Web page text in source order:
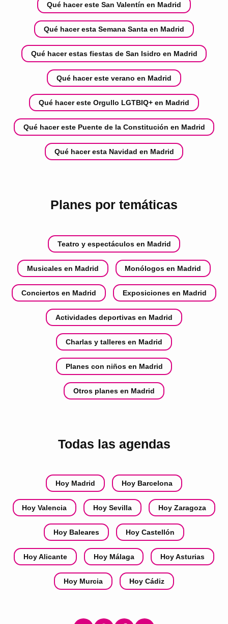
Qué hacer este San Valentín en Madrid
Qué hacer esta Semana Santa en Madrid
Qué hacer estas fiestas de San Isidro en Madrid
Qué hacer este verano en Madrid
Qué hacer este Orgullo LGTBIQ+ en Madrid
Qué hacer este Puente de la Constitución en Madrid
Qué hacer esta Navidad en Madrid
Planes por temáticas
Teatro y espectáculos en Madrid
Musicales en Madrid Monólogos en Madrid
Conciertos en Madrid Exposiciones en Madrid
Actividades deportivas en Madrid
Charlas y talleres en Madrid
Planes con niños en Madrid
Otros planes en Madrid
Todas las agendas
Hoy Madrid Hoy Barcelona
Hoy Valencia Hoy Sevilla Hoy Zaragoza
Hoy Baleares Hoy Castellón
Hoy Alicante Hoy Málaga Hoy Asturias
Hoy Murcia Hoy Cádiz